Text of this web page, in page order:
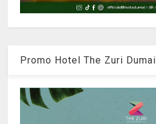
Promo Hotel The Zuri Dumai